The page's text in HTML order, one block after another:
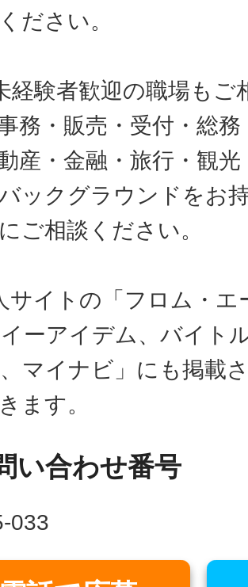
ださい。
経験者歓迎の職場もご
事務・販売・受付・総
産・金融・旅行・観
ックグラウンドをお
ご相談ください。
サイトの「フロム・
ーアイデム、バイト
マイナビ」にも掲載
ます。
い合わせ番号
033